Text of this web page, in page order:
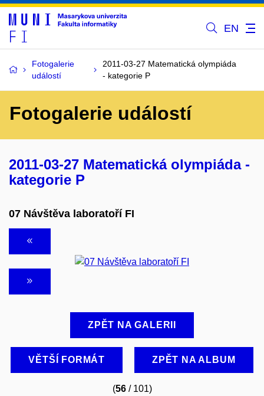
EN
Fotogalerie
událostí
2011-03-27 Matematická olympiáda
- kategorie P
Fotogalerie událostí
2011-03-27 Matematická olympiáda -
kategorie P
07 Návštěva laboratoří FI
ZPĚT NA GALERII
VĚTŠÍ FORMÁT ZPĚT NA ALBUM
(56/ 101)